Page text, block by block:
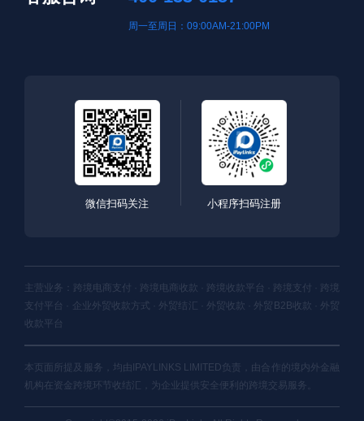
周一至周日：09:00AM-21:00PM
微信扫码关注 小程序扫码注册
主营业务：跨境电商支付 · 跨境电商收款 · 跨境收款平台 · 跨境支付 · 跨境
支付平台 · 企业外贸收款方式 · 外贸结汇 · 外贸收款 · 外贸B2B收款 · 外贸
收款平台
本页面所提及服务，均由IPAYLINKS LIMITED负责，由合作的境内外金融
机构在资金跨境环节收结汇，为企业提供安全便利的跨境交易服务。